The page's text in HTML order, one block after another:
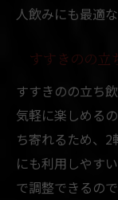
人飲みにも最適
すすきのの立
すすきのの立ち
気軽に楽しめる
ち寄れるため、
にも利用しやす
で調整できるの